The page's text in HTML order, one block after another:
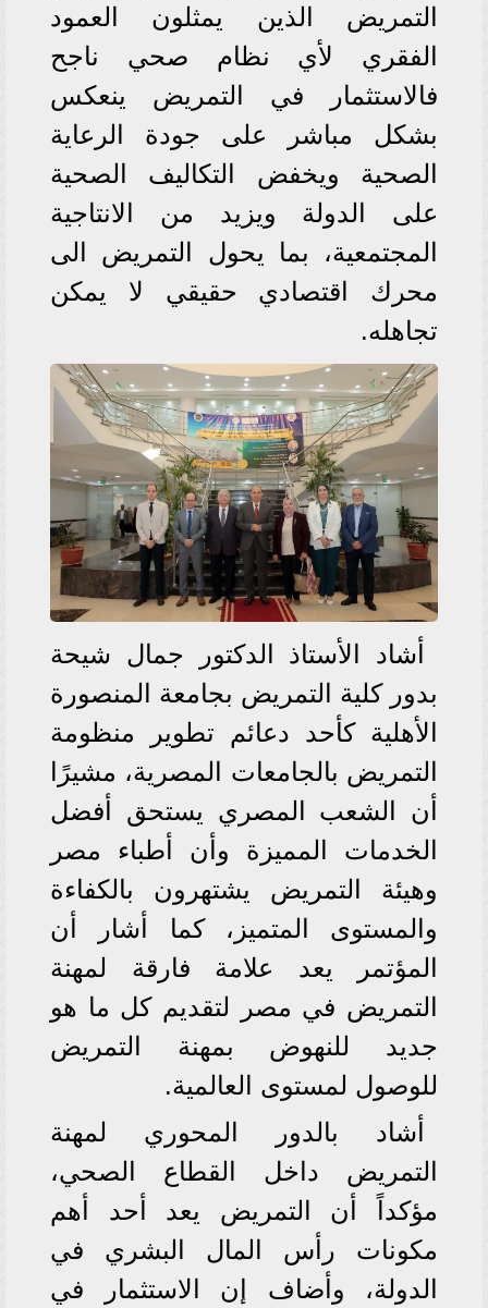
التمريض الذين يمثلون العمود
الفقري لأي نظام صحي ناجح
فالاستثمار في التمريض ينعكس
بشكل مباشر على جودة الرعاية
الصحية ويخفض التكاليف الصحية
على الدولة ويزيد من الانتاجية
المجتمعية، بما يحول التمريض الى
محرك اقتصادي حقيقي لا يمكن
تجاهله.
أشاد الأستاذ الدكتور جمال شيحة
بدور كلية التمريض بجامعة المنصورة
الأهلية كأحد دعائم تطوير منظومة
التمريض بالجامعات المصرية، مشيرًا
أن الشعب المصري يستحق أفضل
الخدمات المميزة وأن أطباء مصر
وهيئة التمريض يشتهرون بالكفاءة
والمستوى المتميز، كما أشار أن
المؤتمر يعد علامة فارقة لمهنة
التمريض في مصر لتقديم كل ما هو
جديد للنهوض بمهنة التمريض
للوصول لمستوى العالمية.
أشاد بالدور المحوري لمهنة
التمريض داخل القطاع الصحي،
مؤكداً أن التمريض يعد أحد أهم
مكونات رأس المال البشري في
الدولة، وأضاف إن الاستثمار في